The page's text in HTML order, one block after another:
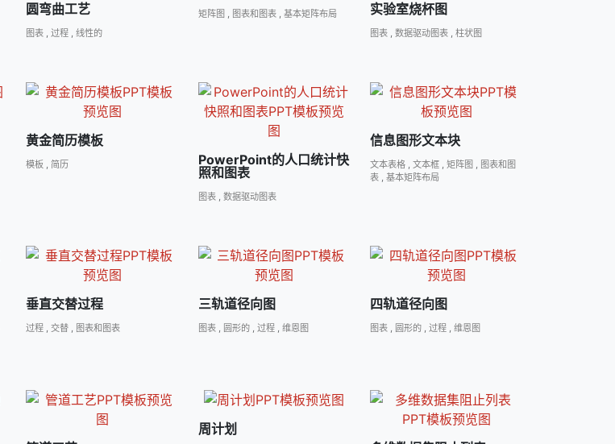
圆弯曲工艺
图表, 过程, 线性的
矩阵图 , 图表和图表, 基本矩阵布局 实验室烧杯图
图表 ,数据驱动图表 ,柱状图
黄金简历模板
模板 , 简历
PowerPoint的人口统计快
照和图表
图表, 数据驱动图表
信息图形文本块
文本表格 ,文本框 ,矩阵图 , 图表和图
表 ,基本矩阵布局
垂直交替过程
过程, 交替, 图表和图表
三轨道径向图
图表, 圆形的, 过程, 维恩图
四轨道径向图
图表 , 圆形的 ,过程 ,维恩图
周计划